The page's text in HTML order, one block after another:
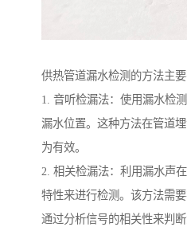
供热管道漏水检测的方法主要
1. 音听检漏法：使用漏水检
漏水位置。这种方法在管道
为有效。
2. 相关检漏法：利用漏水声
特性来进行检测。该方法需
通过分析信号的相关性来判断